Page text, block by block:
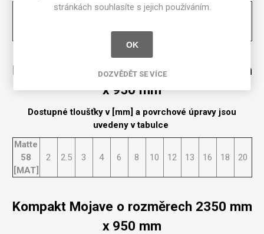
Kompakt Mojave o rozměrech 2150 mm
x 950 mm
Dostupné tloušťky v [mm] a povrchové úpravy jsou
uvedeny v tabulce
Matte
58
[MAT]
2 2.5 3 4 6 8 10 12 13 16 18 20
Kompakt Mojave o rozměrech 2350 mm
x 950 mm
stránkách souhlasíte s jejich používáním.
OK
DOZVĚDĚT SE VÍCE